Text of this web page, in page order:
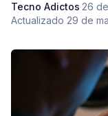
Tecno Adictos·26
Actualizado 29 de